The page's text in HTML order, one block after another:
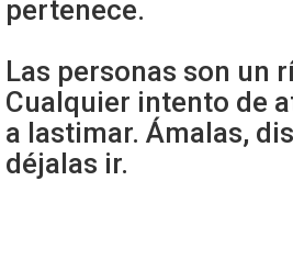
pertenece.
Las personas son un
Cualquier intento de
a lastimar. Ámalas,
déjalas ir.